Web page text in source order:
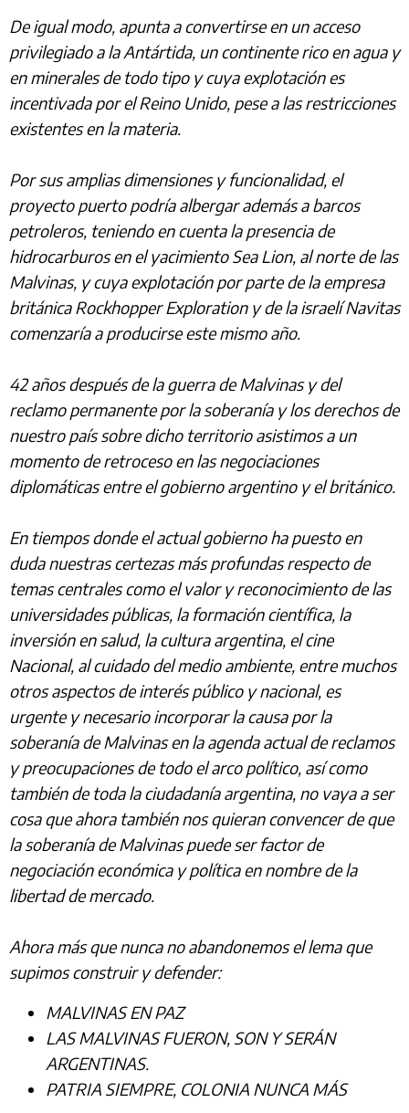
De igual modo, apunta a convertirse en un acceso
privilegiado a la Antártida, un continente rico en agua y
en minerales de todo tipo y cuya explotación es
incentivada por el Reino Unido, pese a las restricciones
existentes en la materia.
Por sus amplias dimensiones y funcionalidad, el
proyecto puerto podría albergar además a barcos
petroleros, teniendo en cuenta la presencia de
hidrocarburos en el yacimiento Sea Lion, al norte de las
Malvinas, y cuya explotación por parte de la empresa
británica Rockhopper Exploration y de la israelí Navitas
comenzaría a producirse este mismo año.
42 años después de la guerra de Malvinas y del
reclamo permanente por la soberanía y los derechos de
nuestro país sobre dicho territorio asistimos a un
momento de retroceso en las negociaciones
diplomáticas entre el gobierno argentino y el británico.
En tiempos donde el actual gobierno ha puesto en
duda nuestras certezas más profundas respecto de
temas centrales como el valor y reconocimiento de las
universidades públicas, la formación científica, la
inversión en salud, la cultura argentina, el cine
Nacional, al cuidado del medio ambiente, entre muchos
otros aspectos de interés público y nacional, es
urgente y necesario incorporar la causa por la
soberanía de Malvinas en la agenda actual de reclamos
y preocupaciones de todo el arco político, así como
también de toda la ciudadanía argentina, no vaya a ser
cosa que ahora también nos quieran convencer de que
la soberanía de Malvinas puede ser factor de
negociación económica y política en nombre de la
libertad de mercado.
Ahora más que nunca no abandonemos el lema que
supimos construir y defender:
MALVINAS EN PAZ
LAS MALVINAS FUERON, SON Y SERÁN
ARGENTINAS.
PATRIA SIEMPRE, COLONIA NUNCA MÁS